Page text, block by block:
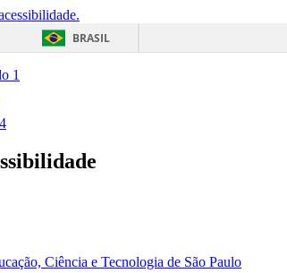
BRASIL
1
4
Ciência e Tecnologia de São Paulo